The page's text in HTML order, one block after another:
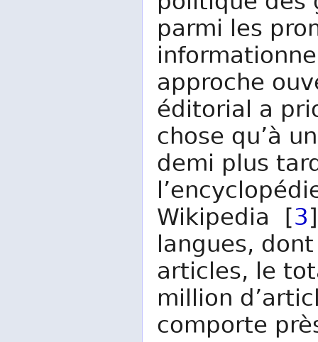
parmi les
approche
éditorial a
chose qu’à
demi plus
Wikipedia [3
langues,
articles, le
million
comporte